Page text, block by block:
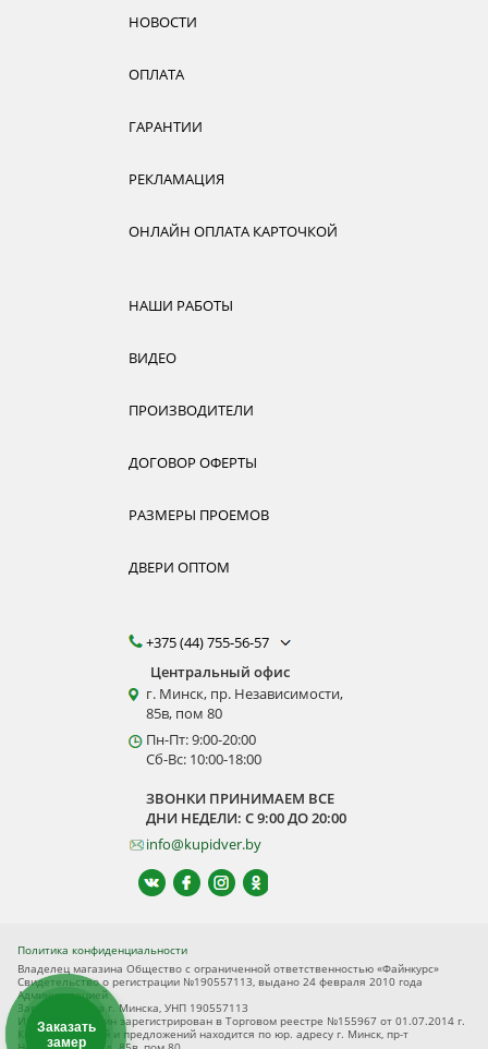
НОВОСТИ
ОПЛАТА
ГАРАНТИИ
РЕКЛАМАЦИЯ
ОНЛАЙН ОПЛАТА КАРТОЧКОЙ
НАШИ РАБОТЫ
ВИДЕО
ПРОИЗВОДИТЕЛИ
ДОГОВОР ОФЕРТЫ
РАЗМЕРЫ ПРОЕМОВ
ДВЕРИ ОПТОМ
+375 (44) 755-56-57
Центральный офис
г. Минск, пр. Независимости,
85в, пом 80
Пн-Пт: 9:00-20:00
Сб-Вс: 10:00-18:00
ЗВОНКИ ПРИНИМАЕМ ВСЕ
ДНИ НЕДЕЛИ: С 9:00 ДО 20:00
info@kupidver.by
Политика конфиденциальности
Владелец магазина Общество с ограниченной ответственностью «Файнкурс»
Свидетельство о регистрации №190557113, выдано 24 февраля 2010 года
Администрацией
Заводского р-на г. Минска, УНП 190557113
Интернет-магазин зарегистрирован в Торговом реестре №155967 от 01.07.2014 г.
Книга замечаний и предложений находится по юр. адресу г. Минск, пр-т
Заказать
замер